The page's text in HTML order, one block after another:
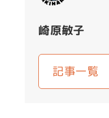
崎原敏子
記事一覧